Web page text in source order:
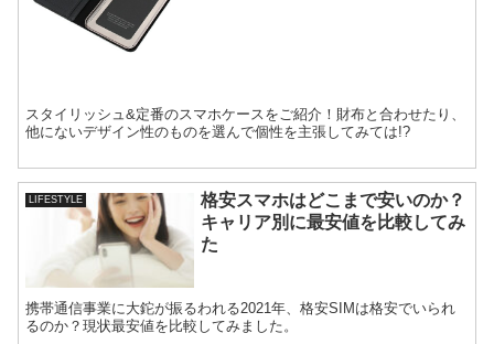
スタイリッシュ&定番のスマホケースをご紹介！財布と合わせたり、
他にないデザイン性のものを選んで個性を主張してみては!?
LIFESTYLE
格安スマホはどこまで安いのか？
キャリア別に最安値を比較してみ
た
携帯通信事業に大鉈が振るわれる2021年、格安SIMは格安でいられ
るのか？現状最安値を比較してみました。